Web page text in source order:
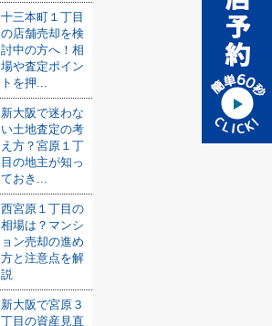
十三本町１丁目
の店舗売却を検
討中の方へ！相
場や査定ポイン
トを押...
新大阪で迷わな
い土地査定の考
え方？宮原１丁
目の地主が知っ
ておき...
西宮原１丁目の
相場は？マンシ
ョン売却の進め
方と注意点を解
説
新大阪で宮原３
丁目の資産見直